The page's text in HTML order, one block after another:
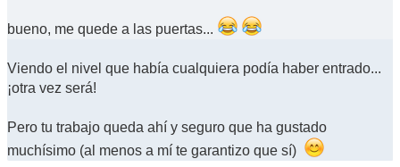
bueno, me quede a las puertas...
Viendo el nivel que había cualquiera podía haber entrado...
¡otra vez será!
Pero tu trabajo queda ahí y seguro que ha gustado
muchísimo (al menos a mí te garantizo que sí)